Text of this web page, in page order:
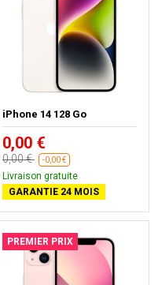
iPhone 14 128 Go
0,00 €
0,00 € -0,00 €
Livraison gratuite
GARANTIE 24 MOIS
PREMIER PRIX